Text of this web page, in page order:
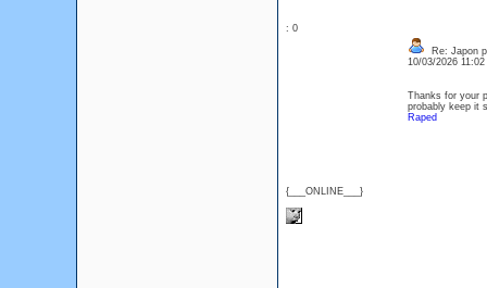
: 0
{___ONLINE___}
Re: Japon
10/03/2026
Thanks for your
probably keep it
Raped